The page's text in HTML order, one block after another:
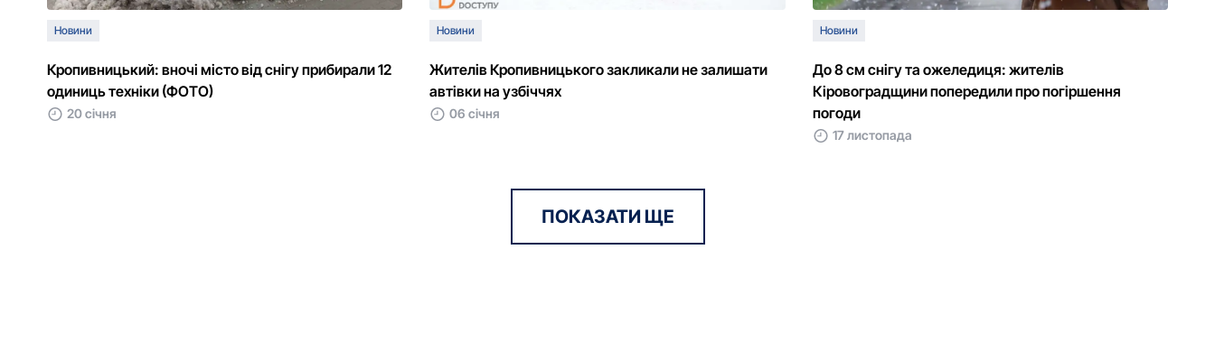
Новини
Кpопивницький: вночі місто від снігу пpибиpали 12
одиниць техніки (ФОТО)
20 січня
Новини
Жителів Кропивницького закликали не залишати
автівки на узбіччях
06 січня
Новини
До 8 см снігу та ожеледиця: жителів
Кіровоградщини попередили про погіршення
погоди
17 листопада
ПОКАЗАТИ ЩЕ